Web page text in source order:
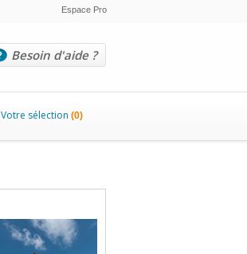
Espace Pro
Besoin d'aide ?
Votre sélection (0)